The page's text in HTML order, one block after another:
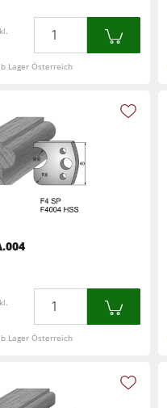
Lager Österreich
Lager Österreich